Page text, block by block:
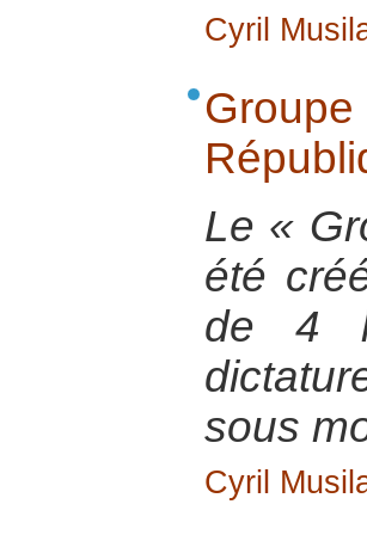
Cyril
Le «
été
de 4
sous
Cyril